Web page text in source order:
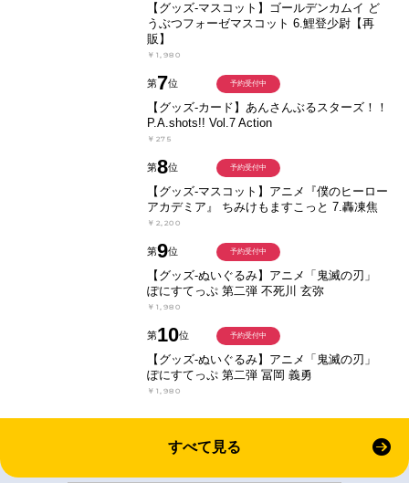
【グッズ-マスコット】ゴールデンカムイ ど
うぶつフォーゼマスコット 6.鯉登少尉【再
販】
￥1,980
第7位
【グッズ-カード】あんさんぶるスターズ！！
P.A.shots!! Vol.7 Action
￥275
予約受付中
第8位
【グッズ-マスコット】アニメ『僕のヒーロー
アカデミア』 ちみけもますこっと 7.轟凍焦
￥2,200
予約受付中
第9位
【グッズ-ぬいぐるみ】アニメ「鬼滅の刃」
ぽにすてっぷ 第二弾 不死川 玄弥
￥1,980
予約受付中
第10位
【グッズ-ぬいぐるみ】アニメ「鬼滅の刃」
ぽにすてっぷ 第二弾 冨岡 義勇
￥1,980
予約受付中
すべて見る